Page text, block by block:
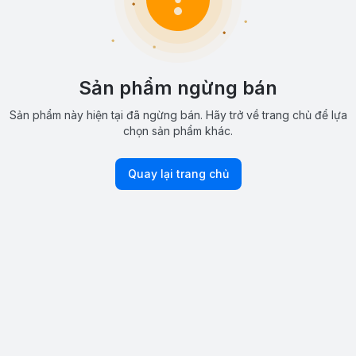
Sản phẩm ngừng bán
Sản phẩm này hiện tại đã ngừng bán. Hãy trở về trang chủ để lựa
chọn sản phẩm khác.
Quay lại trang chủ